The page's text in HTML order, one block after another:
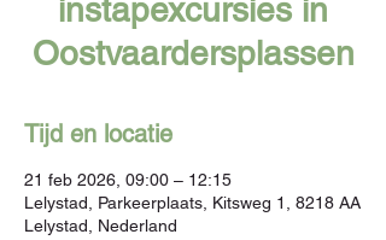
instapexcursies in
Oostvaardersplassen
Tijd en locatie
21 feb 2026, 09:00 – 12:15
Lelystad, Parkeerplaats, Kitsweg 1, 8218 AA
Lelystad, Nederland